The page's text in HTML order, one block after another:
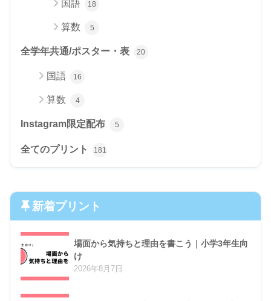
国語 18
算数 5
全学年共通/ポスター・表 20
国語 16
算数 4
Instagram限定配布 5
全てのプリント 181
新着プリント
場面から気持ちと理由を書こう｜小学3年生向
け
2026年8月7日